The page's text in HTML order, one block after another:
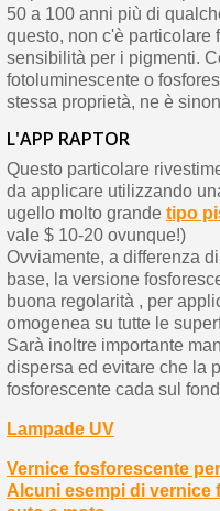
50 a 100 anni più di
questo, non c'è particolare
sensibilità per i pigmenti.
fotoluminescente o
stessa proprietà, ne è
L'APP RAPTOR
Questo particolare
da applicare utilizzando
ugello molto grande tipo
vale $ 10-20 ovunque!)
Ovviamente, a differenza
base, la versione
buona regolarità , per
omogenea su tutte le
Sarà inoltre importante
dispersa ed evitare che la
fosforescente cada sul
Lampade UV
Vernice fosforescente
Alcuni esempi di vernice